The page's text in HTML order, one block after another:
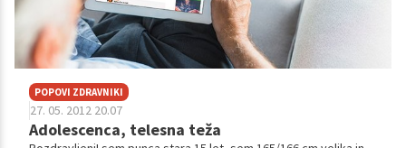
POPOVI ZDRAVNIKI
27. 05. 2012 20.07
Adolescenca, telesna teža